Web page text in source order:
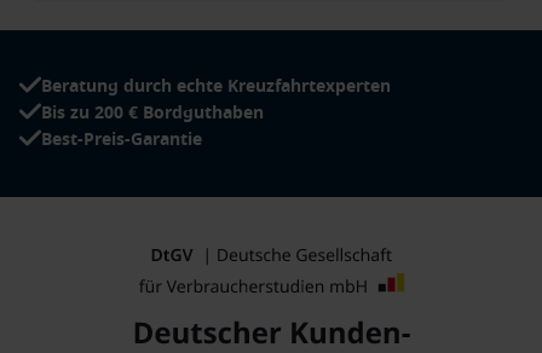
Beratung durch echte Kreuzfahrtexperten
Bis zu 200 € Bordguthaben
Best-Preis-Garantie